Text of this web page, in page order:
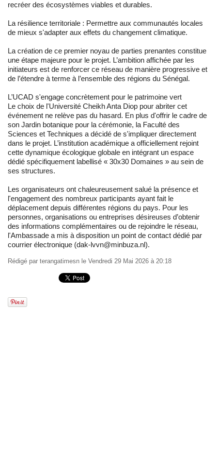
recréer des écosystèmes viables et durables.
La résilience territoriale : Permettre aux communautés locales
de mieux s'adapter aux effets du changement climatique.
La création de ce premier noyau de parties prenantes constitue
une étape majeure pour le projet. L’ambition affichée par les
initiateurs est de renforcer ce réseau de manière progressive et
de l’étendre à terme à l’ensemble des régions du Sénégal.
L’UCAD s'engage concrètement pour le patrimoine vert
Le choix de l'Université Cheikh Anta Diop pour abriter cet
événement ne relève pas du hasard. En plus d'offrir le cadre de
son Jardin botanique pour la cérémonie, la Faculté des
Sciences et Techniques a décidé de s'impliquer directement
dans le projet. L’institution académique a officiellement rejoint
cette dynamique écologique globale en intégrant un espace
dédié spécifiquement labellisé « 30x30 Domaines » au sein de
ses structures.
Les organisateurs ont chaleureusement salué la présence et
l'engagement des nombreux participants ayant fait le
déplacement depuis différentes régions du pays. Pour les
personnes, organisations ou entreprises désireuses d’obtenir
des informations complémentaires ou de rejoindre le réseau,
l'Ambassade a mis à disposition un point de contact dédié par
courrier électronique (dak-lvvn@minbuza.nl).
Rédigé par terangatimesn le Vendredi 29 Mai 2026 à 20:18